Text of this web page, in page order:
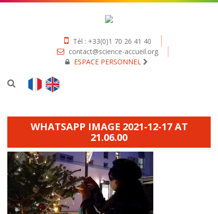
Tél : +33(0)1 70 26 41 40
contact@science-accueil.org
ESPACE PERSONNEL
WHATSAPP IMAGE 2021-12-17 AT
21.06.00